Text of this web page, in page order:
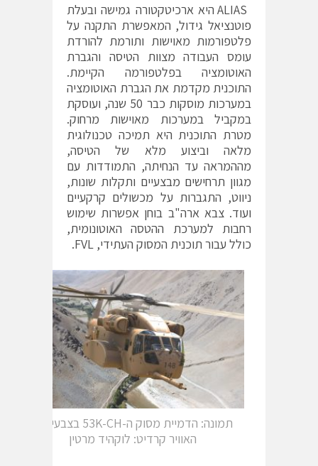
ALIAS היא ארכיטקטורה גמישה ובעלת
פוטנציאל גידול, המאפשרת התקנה על
פלטפורמות מאוישות ותורמת להורדת
עומס העבודה מצוות הטיסה והגברת
האוטומציה בפלטפורמה הקיימת.
התוכנית מקדמת את הגברת האוטומציה
במערכות מוסקות כבר 50 שנה, ועוסקת
במקביל במערכות מאוישות מרחוק.
מטרת התוכנית היא תמיכה טכנולוגית
מלאה וביצוע מלא של הטיסה,
מההמראה עד הנחיתה, התמודדות עם
מגוון תרחישים מבצעיים ותקלות שונות,
ניווט, התגברות על מכשולים קרקעיים
ועוד. צבא ארה"ב בוחן אפשרות שימוש
רחבות למערכת ההטסה האוטונומית,
כולל עבור תוכנית המסוק העתידי, FVL.
תמונה: הדמיית מסוק ה-53K-CH בצבעי חיל
האוויר קרדיט: לוקהיד מרטין